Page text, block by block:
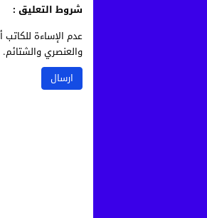
شروط التعليق :
عدم الإساءة
والعنصري والشتائم.